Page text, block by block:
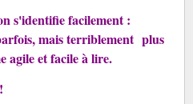
s'identifie facilement :
mais terriblement plus
agile et facile à lire.